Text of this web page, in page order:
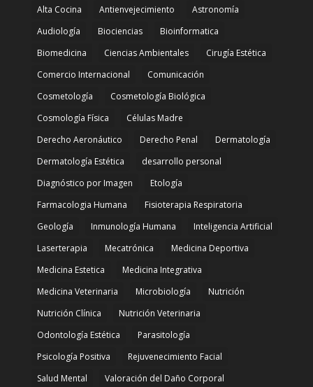
Alta Cocina
Antienvejecimiento
Astronomía
Audiología
Biociencias
Bioinformatica
Biomedicina
Ciencias Ambientales
Cirugía Estética
Comercio Internacional
Comunicación
Cosmetología
Cosmetología Biológica
Cosmología Física
Células Madre
Derecho Aeronáutico
Derecho Penal
Dermatología
Dermatología Estética
desarrollo personal
Diagnóstico por Imagen
Etología
Farmacologia Humana
Fisioterapia Respiratoria
Geología
Inmunología Humana
Inteligencia Artificial
Laserterapia
Mecatrónica
Medicina Deportiva
Medicina Estetica
Medicina Integrativa
Medicina Veterinaria
Microbiología
Nutrición
Nutrición Clínica
Nutrición Veterinaria
Odontología Estética
Parasitología
Psicología Positiva
Rejuvenecimiento Facial
Salud Mental
Valoración del Daño Corporal